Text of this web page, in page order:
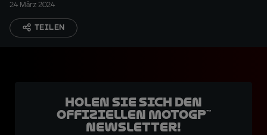
24 März 2024
TEILEN
Holen Sie sich den
offiziellen MotoGP™
Newsletter!